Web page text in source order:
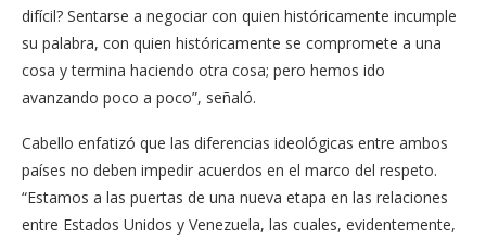
difícil? Sentarse a negociar con quien históricamente incumple
su palabra, con quien históricamente se compromete a una
cosa y termina haciendo otra cosa; pero hemos ido
avanzando poco a poco”, señaló.
Cabello enfatizó que las diferencias ideológicas entre ambos
países no deben impedir acuerdos en el marco del respeto.
“Estamos a las puertas de una nueva etapa en las relaciones
entre Estados Unidos y Venezuela, las cuales, evidentemente,